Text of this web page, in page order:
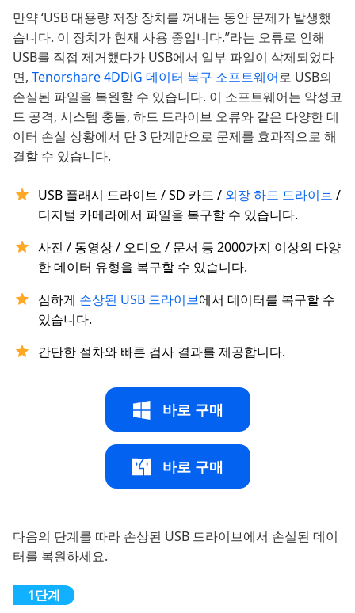
만약 ‘USB 대용량 저장 장치를 꺼내는 동안 문제가 발생했
습니다. 이 장치가 현재 사용 중입니다.”라는 오류로 인해
USB를 직접 제거했다가 USB에서 일부 파일이 삭제되었다
면, Tenorshare 4DDiG 데이터 복구 소프트웨어로 USB의
손실된 파일을 복원할 수 있습니다. 이 소프트웨어는 악성코
드 공격, 시스템 충돌, 하드 드라이브 오류와 같은 다양한 데
이터 손실 상황에서 단 3 단계만으로 문제를 효과적으로 해
결할 수 있습니다.
USB 플래시 드라이브 / SD 카드 / 외장 하드 드라이브 /
디지털 카메라에서 파일을 복구할 수 있습니다.
사진 / 동영상 / 오디오 / 문서 등 2000가지 이상의 다양
한 데이터 유형을 복구할 수 있습니다.
심하게 손상된 USB 드라이브에서 데이터를 복구할 수
있습니다.
간단한 절차와 빠른 검사 결과를 제공합니다.
바로 구매
바로 구매
다음의 단계를 따라 손상된 USB 드라이브에서 손실된 데이
터를 복원하세요.